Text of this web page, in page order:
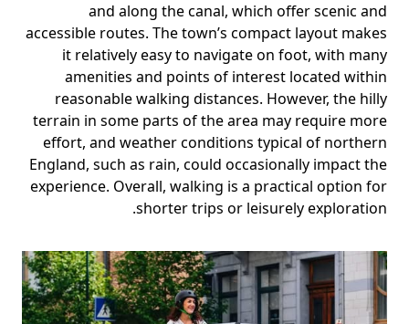
and along the canal, which offer scenic and
accessible routes. The town’s compact layout makes
it relatively easy to navigate on foot, with many
amenities and points of interest located within
reasonable walking distances. However, the hilly
terrain in some parts of the area may require more
effort, and weather conditions typical of northern
England, such as rain, could occasionally impact the
experience. Overall, walking is a practical option for
shorter trips or leisurely exploration.